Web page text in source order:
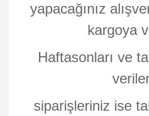
yapacağınız
kargoya
Haftasonları ve
siparişleriniz ise